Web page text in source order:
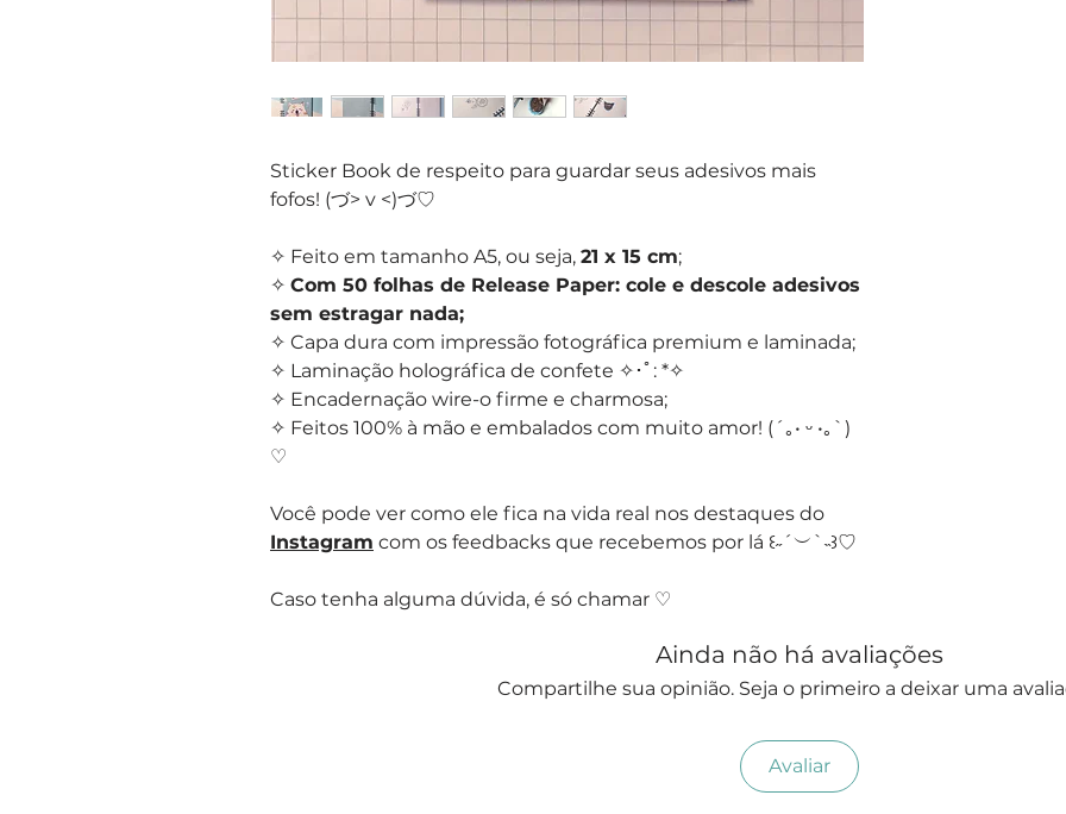
Sticker Book de respeito para guardar seus adesivos mais
fofos! (づ> v <)づ♡
✧ Feito em tamanho A5, ou seja, 21 x 15 cm;
✧ Com 50 folhas de Release Paper: cole e descole adesivos
sem estragar nada;
✧ Capa dura com impressão fotográfica premium e laminada;
✧ Laminação holográfica de confete ✧･ﾟ: *✧
✧ Encadernação wire-o firme e charmosa;
✧ Feitos 100% à mão e embalados com muito amor! (´｡• ᵕ •｡`)
♡
Você pode ver como ele fica na vida real nos destaques do
Instagram com os feedbacks que recebemos por lá ꒰˶´︶`˵꒱♡
Caso tenha alguma dúvida, é só chamar ♡
Ainda não há avaliações
Compartilhe sua opinião. Seja o primeiro a deixar uma
Avaliar